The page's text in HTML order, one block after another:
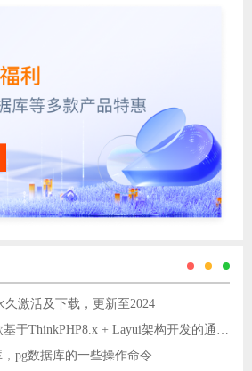
久激活及下载，更新至2024
花点时间搞的一款基于ThinkPHP8.x + Layui架构开发的通用后台管理系统
，pg数据库的一些操作命令